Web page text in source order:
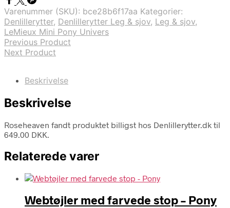
Varenummer (SKU): bce28b6f17aa Kategorier:
Denlillerytter, Denlillerytter Leg & sjov, Leg & sjov,
LeMieux Mini Pony Univers
Previous Product
Next Product
Beskrivelse
Beskrivelse
Roseheaven fandt produktet billigst hos Denlillerytter.dk til
649.00 DKK.
Relaterede varer
Webtøjler med farvede stop – Pony